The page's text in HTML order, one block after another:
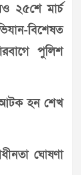
২৫শে মার্চ
বিশেষত
পুলিশ
আটক হন শেখ
ঘোষণা